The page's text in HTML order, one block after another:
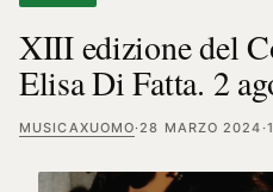
XIII edizione del
Elisa Di Fatta. 2
MUSICAXUOMO·28 MARZO 2024 ·